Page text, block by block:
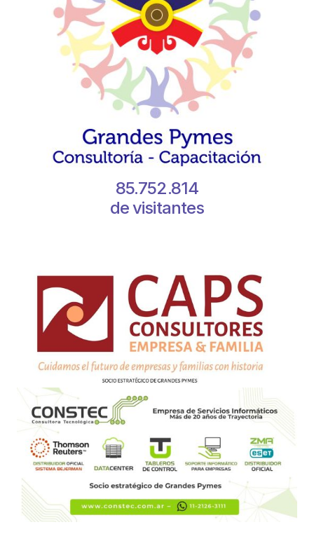
85.752.814
de visitantes